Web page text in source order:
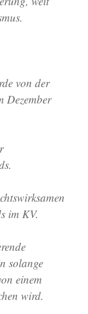
von der
Dezember
im KV.
solange
einem
wird.